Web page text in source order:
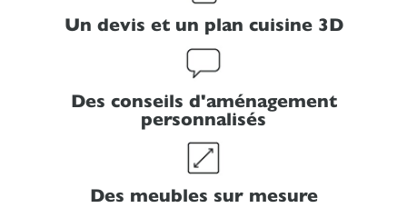
Un devis et un plan cuisine 3D
Des conseils d'aménagement
personnalisés
Des meubles sur mesure